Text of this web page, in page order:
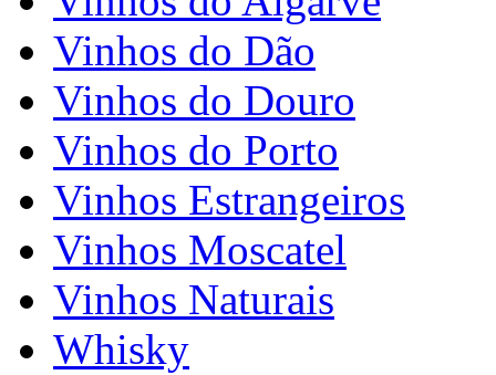
Vinhos do Dão
Vinhos do Douro
Vinhos do Porto
Vinhos Estrangeiros
Vinhos Moscatel
Vinhos Naturais
Whisky